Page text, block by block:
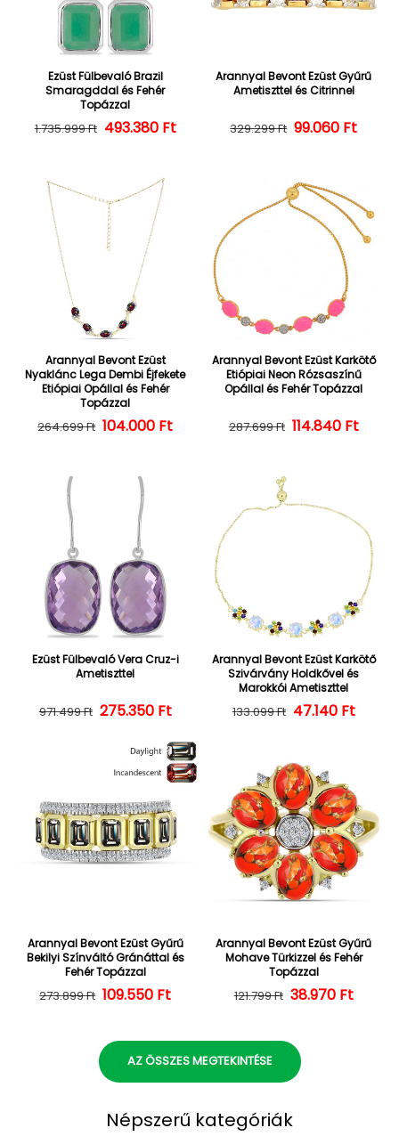
Ezüst Fülbevaló Brazil
Smaragddal és Fehér
Topázzal
Normál ár
1.735.999 Ft Kedvezményes ár
493.380 Ft
Arannyal Bevont Ezüst Gyűrű
Ametiszttel és Citrinnel
Normál ár
329.299 Ft 99.060 Ft
Arannyal Bevont Ezüst
Nyaklánc Lega Dembi Éjfekete
Etiópiai Opállal és Fehér
Topázzal
Normál ár
264.699 Ft Kedvezményes ár
104.000 Ft
Arannyal Bevont Ezüst Karkötő
Etiópiai Neon Rózsaszínű
Opállal és Fehér Topázzal
Normál ár
287.699 Ft 114.840 Ft
Ezüst Fülbevaló Vera Cruz-i
Ametiszttel
Normál ár
971.499 Ft Kedvezményes ár
275.350 Ft
Arannyal Bevont Ezüst Karkötő
Szivárvány Holdkővel és
Marokkói Ametiszttel
Normál ár
133.099 Ft 47.140 Ft
Arannyal Bevont Ezüst Gyűrű
Bekilyi Színváltó Gránáttal és
Fehér Topázzal
Normál ár
273.899 Ft Kedvezményes ár
109.550 Ft
Arannyal Bevont Ezüst Gyűrű
Mohave Türkizzel és Fehér
Topázzal
Normál ár
121.799 Ft 38.970 Ft
AZ ÖSSZES MEGTEKINTÉSE
Népszerű kategóriák